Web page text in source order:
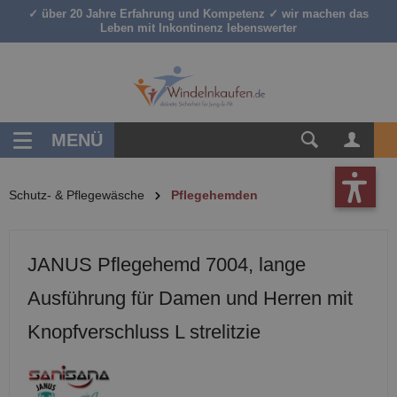
springen
✓ über 20 Jahre Erfahrung und Kompetenz ✓ wir machen das
Leben mit Inkontinenz lebenswerter
MENÜ
Schutz- & Pflegewäsche Pflegehemden
JANUS Pflegehemd 7004, lange
Ausführung für Damen und Herren mit
Knopfverschluss L strelitzie